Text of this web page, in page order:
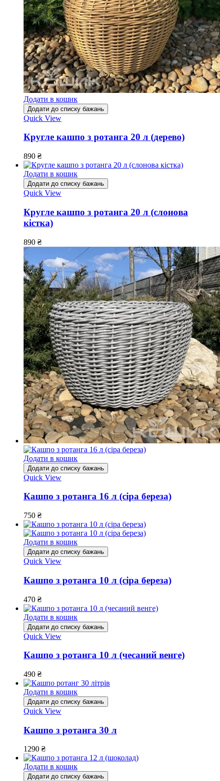
Додати в кошик
Додати до списку бажань
Quick View
Кругле кашпо з ротанга 20 л (дерево)
890 ₴
Додати в кошик
Додати до списку бажань
Quick View
Кругле кашпо з ротанга 20 л (слонова
кістка)
890 ₴
Додати в кошик
Додати до списку бажань
Quick View
Кашпо з ротанга 16 л (сіра береза)
750 ₴
Додати в кошик
Додати до списку бажань
Quick View
Кашпо з ротанга 10 л (сіра береза)
470 ₴
Додати в кошик
Додати до списку бажань
Quick View
Кашпо з ротанга 10 л (чесаний венге)
490 ₴
Додати в кошик
Додати до списку бажань
Quick View
Кашпо з ротанга 30 л
1290 ₴
Додати в кошик
Додати до списку бажань